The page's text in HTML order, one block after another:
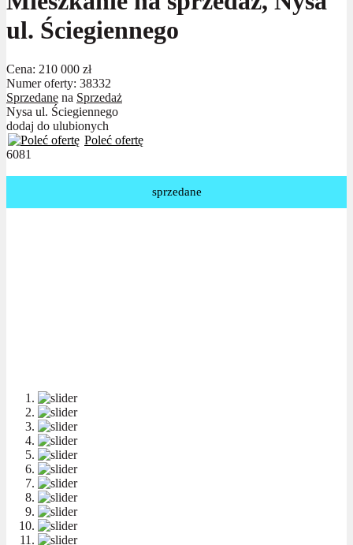
ul. Ściegiennego
Cena: 210 000 zł
Numer oferty: 38332
Sprzedane na Sprzedaż
Nysa ul. Ściegiennego
dodaj do ulubionych
Poleć ofertę
6081
sprzedane